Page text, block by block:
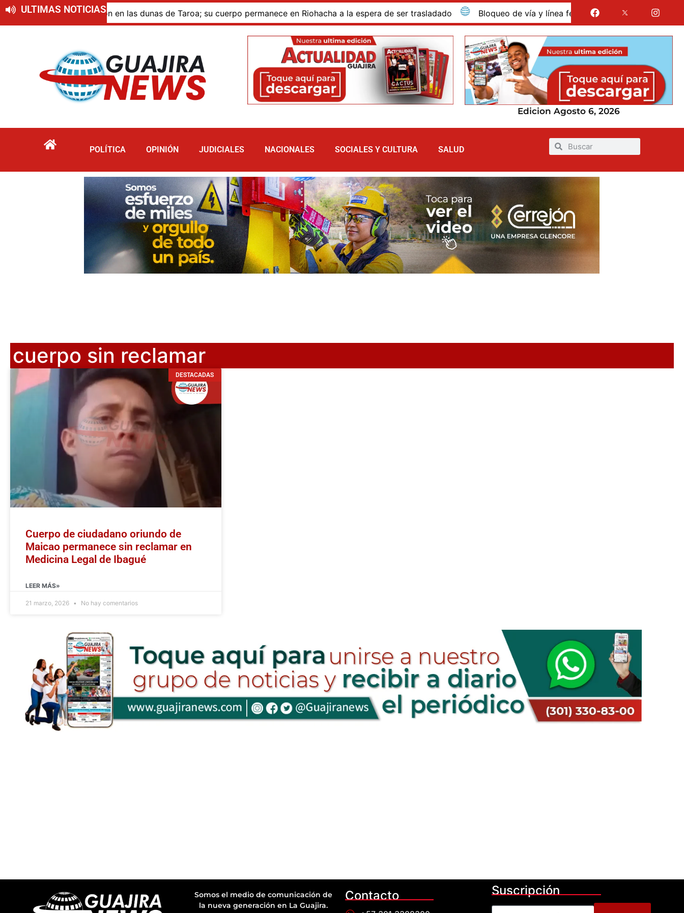
ULTIMAS NOTICIAS
por inmersión en las dunas de Taroa; su cuerpo permanece en Riohacha a la espera de ser trasladado Bloqueo de vía y línea férrea en Albania por presunto
Edicion Agosto 6, 2026
POLÍTICA OPINIÓN JUDICIALES NACIONALES SOCIALES Y CULTURA SALUD
cuerpo sin reclamar
DESTACADAS
Cuerpo de ciudadano oriundo de
Maicao permanece sin reclamar en
Medicina Legal de Ibagué
LEER MÁS»
21 marzo, 2026 No hay comentarios
Somos el medio de comunicación de
la nueva generación en La Guajira.
Contacto Suscripción